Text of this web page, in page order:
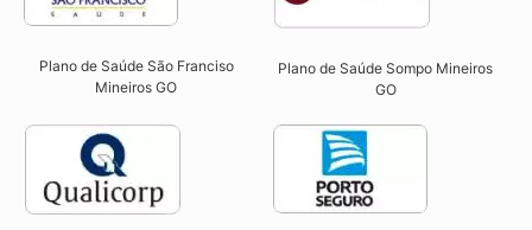
Plano de Saúde São Franciso
Mineiros GO​
Plano de Saúde Sompo Mineiros
GO​